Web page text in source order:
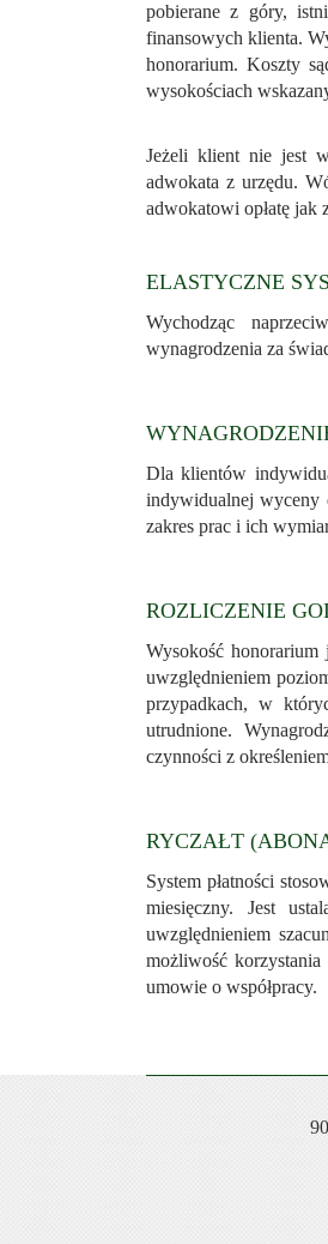
pobierane z góry,
finansowych klienta.
honorarium. Koszty
wysokościach
Jeżeli klient nie jest
adwokata z urzędu.
adwokatowi opłatę jak
ELASTYCZNE
Wychodząc
wynagrodzenia za
Dla klientów
indywidualnej wyceny
zakres prac i ich
ROZLICZENIE
Wysokość honorarium
uwzględnieniem
przypadkach, w
utrudnione.
czynności z
RYCZAŁT
System płatności
miesięczny. Jest
uwzględnieniem
możliwość korzystania
umowie o współpracy.